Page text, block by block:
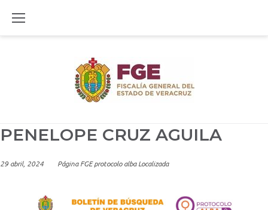
PENELOPE CRUZ AGUILA
29 abril, 2024 Página FGE protocolo alba Localizada